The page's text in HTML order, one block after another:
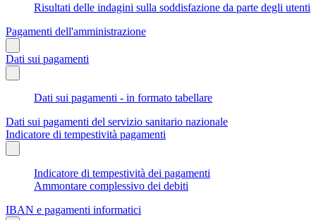
Risultati delle indagini sulla soddisfazione da parte degli utenti
Pagamenti dell'amministrazione
Dati sui pagamenti
Dati sui pagamenti - in formato tabellare
Dati sui pagamenti del servizio sanitario nazionale
Indicatore di tempestività pagamenti
Indicatore di tempestività dei pagamenti
Ammontare complessivo dei debiti
IBAN e pagamenti informatici